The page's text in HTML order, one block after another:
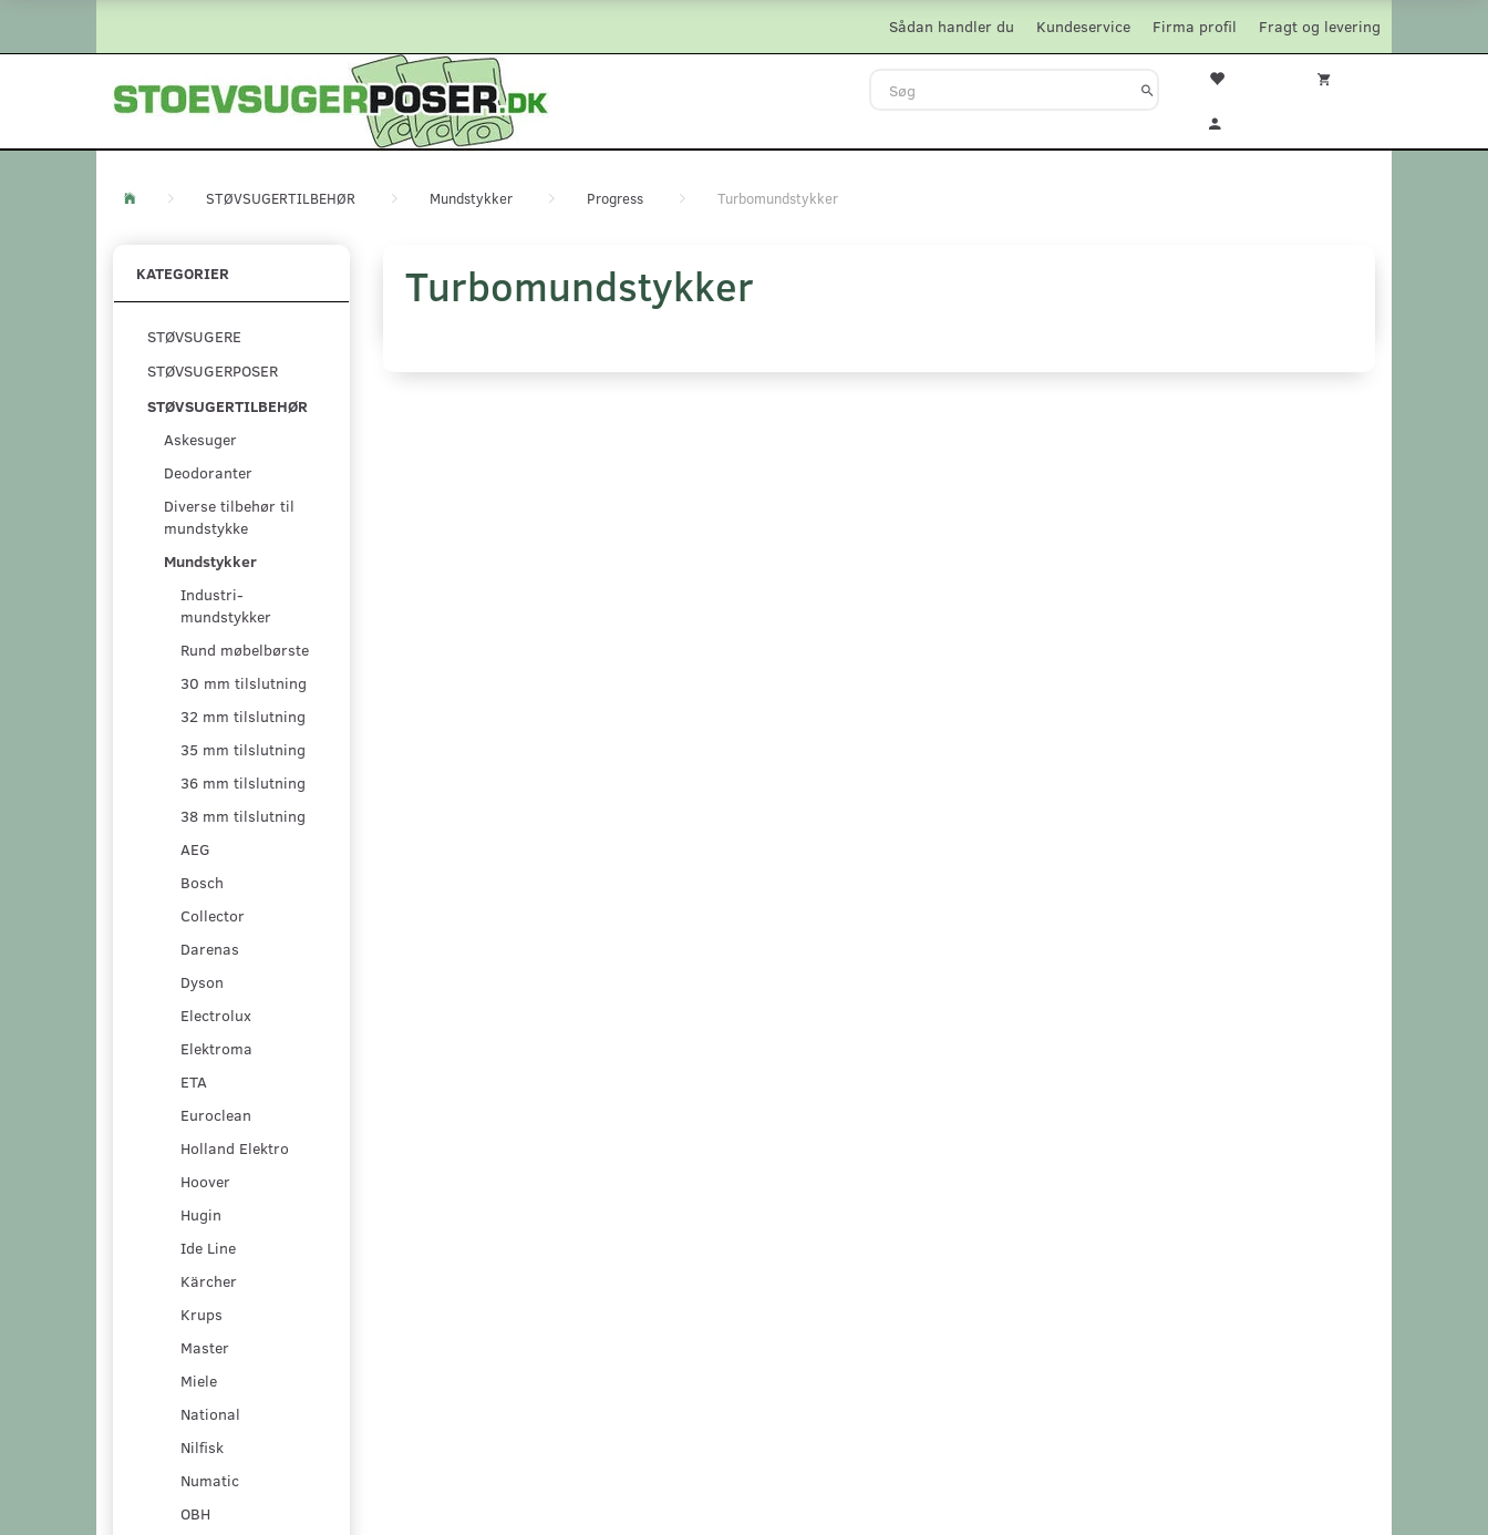
Fragt og levering
Firma profil
Kundeservice
Sådan handler du
STØVSUGERTILBEHØR Mundstykker Progress Turbomundstykker
KATEGORIER
STØVSUGERE
STØVSUGERPOSER
STØVSUGERTILBEHØR
Askesuger
Deodoranter
Diverse tilbehør til
mundstykke
Mundstykker
Industri-
mundstykker
Rund møbelbørste
30 mm tilslutning
32 mm tilslutning
35 mm tilslutning
36 mm tilslutning
38 mm tilslutning
AEG
Bosch
Collector
Darenas
Dyson
Electrolux
Elektroma
ETA
Euroclean
Holland Elektro
Hoover
Hugin
Ide Line
Kärcher
Krups
Master
Miele
National
Nilfisk
Numatic
OBH
Turbomundstykker